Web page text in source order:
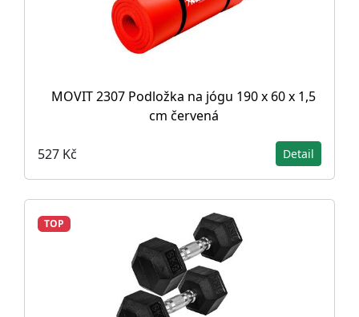
MOVIT 2307 Podložka na jógu 190 x 60 x 1,5
cm červená
527 Kč Detail
TOP